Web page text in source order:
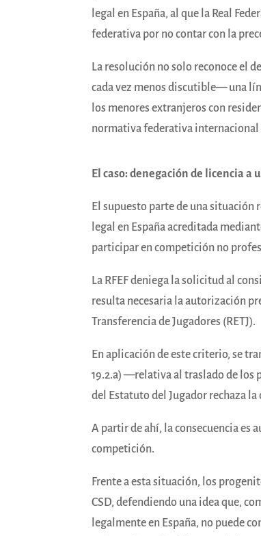
legal en España, al que la Real
federativa por no contar con la
La resolución no solo reconoce el
cada vez menos discutible— una
los menores extranjeros con
normativa federativa internacional
El caso: denegación de licencia a
El supuesto parte de una
legal en España acreditada
participar en competición no
La RFEF deniega la solicitud al
resulta necesaria la autorización
Transferencia de Jugadores (RETJ).
En aplicación de este criterio, se
19.2.a) —relativa al traslado de los
del Estatuto del Jugador rechaza
A partir de ahí, la consecuencia es
competición.
Frente a esta situación, los
CSD, defendiendo una idea que,
legalmente en España, no puede